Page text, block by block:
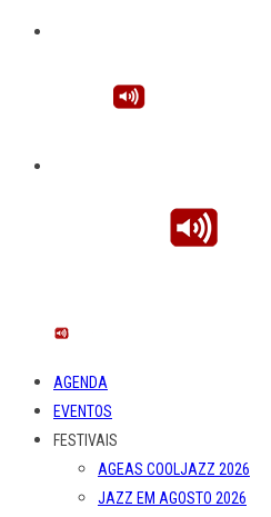
AGENDA
EVENTOS
FESTIVAIS
AGEAS COOLJAZZ 2026
JAZZ EM AGOSTO 2026